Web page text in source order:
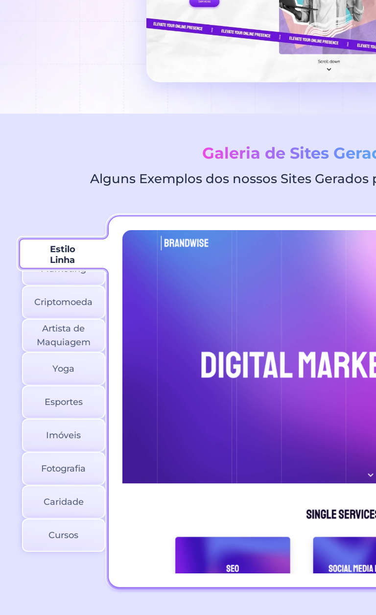
Galeria de Sites
Alguns Exemplos dos nossos Sites
Marketing
Criptomoeda
Artista de
Maquiagem
Yoga
Esportes
Imóveis
Fotografia
Caridade
Cursos